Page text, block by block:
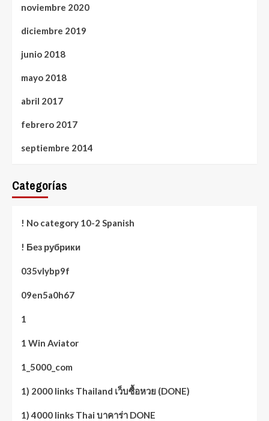
noviembre 2020
diciembre 2019
junio 2018
mayo 2018
abril 2017
febrero 2017
septiembre 2014
Categorías
! No category 10-2 Spanish
! Без рубрики
035vlybp9f
09en5a0h67
1
1 Win Aviator
1_5000_com
1) 2000 links Thailand เว็บซื้อหวย (DONE)
1) 4000 links Thai บาคาร่า DONE